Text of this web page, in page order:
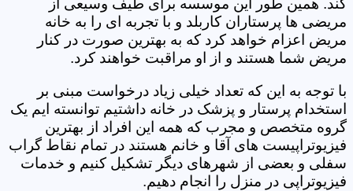
کند. همین طور این موسسه برای طیف وسیعی از
مریضی ها پرستاران کاربلد و با تجربه ای را به خانه
مریض اعزام خواهد کرد که به بهترین صورت در کنار
مریض شما هستند و از او مراقبت خواهند کرد.
با توجه به این که تعداد خیلی زیاد درخواست مبنی بر
استخدام پرستار و پزشک در خانه داشتیم توانسته ایم یک
گروه متخصص و مجرب که همه این افراد از بهترین
فیزیوتراپیست های آقا و خانم هستند در تمام نقاط گراب
سفلی و بعضی از شهرهای دیگر تشکیل کنیم و خدمات
فیزیوتراپی در منزل را انجام دهیم.